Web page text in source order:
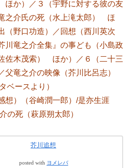
か）／３（宇野に対する彼の友
之介氏の死（水上滝太郎） ほ
（野口功造）／回想（西川英次
竜之介全集』の事ども（小島政
佐木茂索） ほか）／６（二十三
父竜之介の映像（芥川比呂志）
ベースより）
想）（谷崎潤一郎）/是亦生涯
の死（萩原朔太郎）
芥川追想
posted with ヨメレバ